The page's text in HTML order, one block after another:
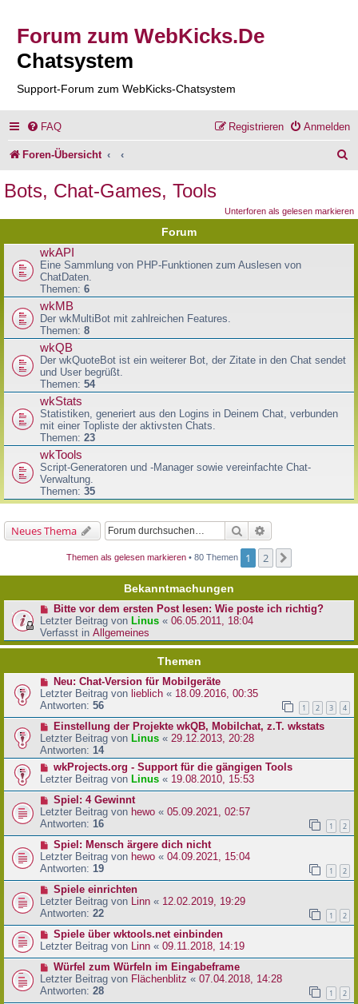
Forum zum WebKicks.De
Chatsystem
Support-Forum zum WebKicks-Chatsystem
FAQ Anmelden
Registrieren
Foren-Übersicht
e
Bots, Chat-Games, Tools
Unterforen als gelesen markieren
Forum
wkAPI
Eine Sammlung von PHP-Funktionen zum Auslesen von
ChatDaten.
Themen: 6
wkMB
Der wkMultiBot mit zahlreichen Features.
Themen: 8
wkQB
Der wkQuoteBot ist ein weiterer Bot, der Zitate in den Chat sendet
und User begrüßt.
Themen: 54
wkStats
Statistiken, generiert aus den Logins in Deinem Chat, verbunden
mit einer Topliste der aktivsten Chats.
Themen: 23
wkTools
Script-Generatoren und -Manager sowie vereinfachte Chat-
Verwaltung.
Themen: 35
Neues Thema Suche
Themen als gelesen markieren • 80 Themen 1 2
Bekanntmachungen
Bitte vor dem ersten Post lesen: Wie poste ich richtig?
Letzter Beitrag von Linus « 06.05.2011, 18:04
Verfasst in Allgemeines
Themen
Neu: Chat-Version für Mobilgeräte
Letzter Beitrag von lieblich « 18.09.2016, 00:35
Antworten: 56 1 2 3 4
Einstellung der Projekte wkQB, Mobilchat, z.T. wkstats
Letzter Beitrag von Linus « 29.12.2013, 20:28
Antworten: 14
wkProjects.org - Support für die gängigen Tools
Letzter Beitrag von Linus « 19.08.2010, 15:53
Spiel: 4 Gewinnt
Letzter Beitrag von hewo « 05.09.2021, 02:57
Antworten: 16 1 2
Spiel: Mensch ärgere dich nicht
Letzter Beitrag von hewo « 04.09.2021, 15:04
Antworten: 19 1 2
Spiele einrichten
Letzter Beitrag von
Linn « 12.02.2019, 19:29
Antworten: 22 1 2
Spiele über wktools.net einbinden
Letzter Beitrag von
Linn « 09.11.2018, 14:19
Würfel zum Würfeln im Eingabeframe
Letzter Beitrag von Flächenblitz « 07.04.2018, 14:28
Antworten: 28 1 2